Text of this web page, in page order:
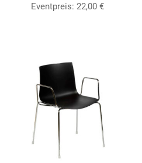
Eventpreis: 22,00 €